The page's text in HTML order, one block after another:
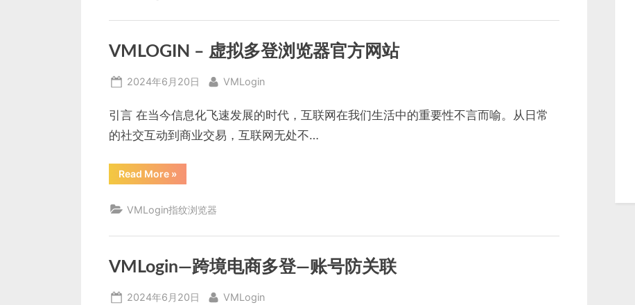
工
具”
VMLOGIN – 虚拟多登浏览器官方网站
Posted
2024年6月20日 By
VMLogin
引言 在当今信息化飞速发展的时代，互联网在我们生活中的重要性不言而喻。从日常
的社交互动到商业交易，互联网无处不…
Read More“VMLOGIN
–
多
方
»
VMLogin指纹浏览器
VMLogin—跨境电商多登—账号防关联
Posted
2024年6月20日 By
VMLogin